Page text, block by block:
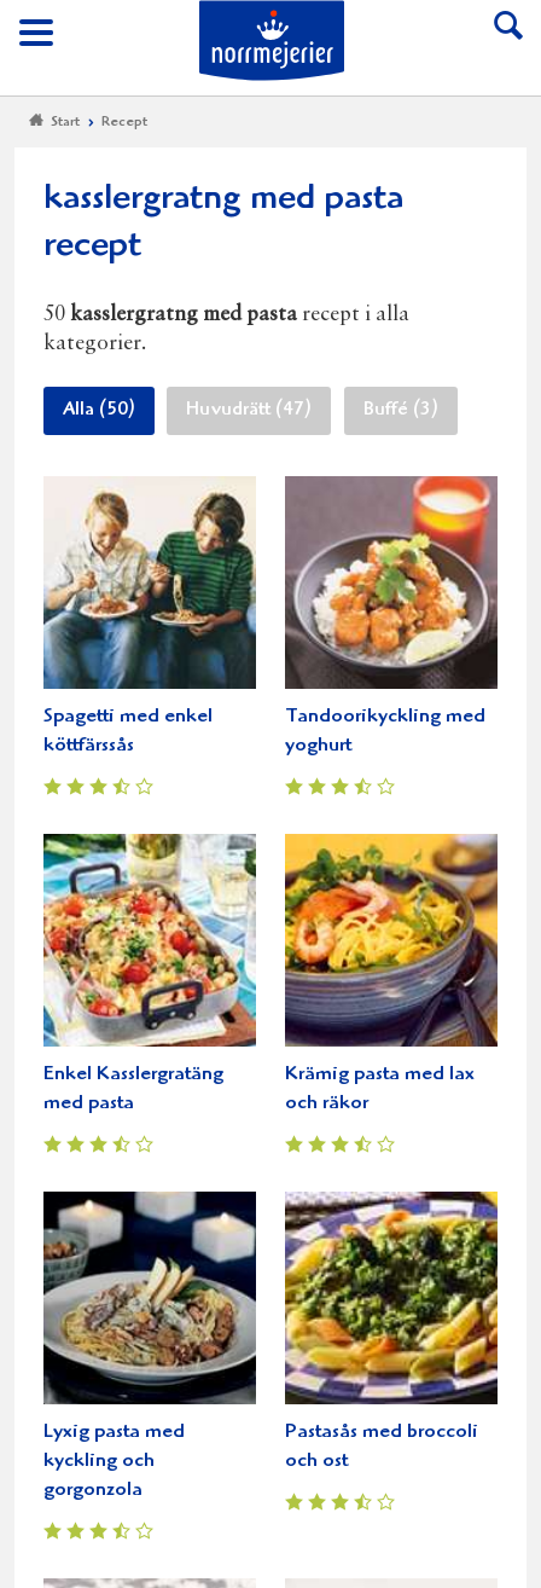
Meny
Till Norrmejerier
Start Recept
kasslergratng med pasta
recept
50 kasslergratng med pasta recept i alla
kategorier.
Alla (50) Huvudrätt (47) Buffé (3)
Spagetti med enkel
köttfärssås
Tandoorikyckling med
yoghurt
Enkel Kasslergratäng
med pasta
Krämig pasta med lax
och räkor
Lyxig pasta med
kyckling och
gorgonzola
Pastasås med broccoli
och ost